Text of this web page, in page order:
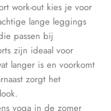
work-out kies je voor
lange leggings
passen bij
zijn ideaal voor
langer is en voorkomt
zorgt het
yoga in de zomer